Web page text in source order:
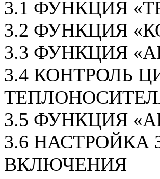
3.1 ФУНКЦИЯ
3.2 ФУНКЦИЯ
3.3 ФУНКЦИЯ
3.4 КОНТРОЛЬ
3.5 ФУНКЦИЯ
3.6
ВКЛЮЧЕНИЯ